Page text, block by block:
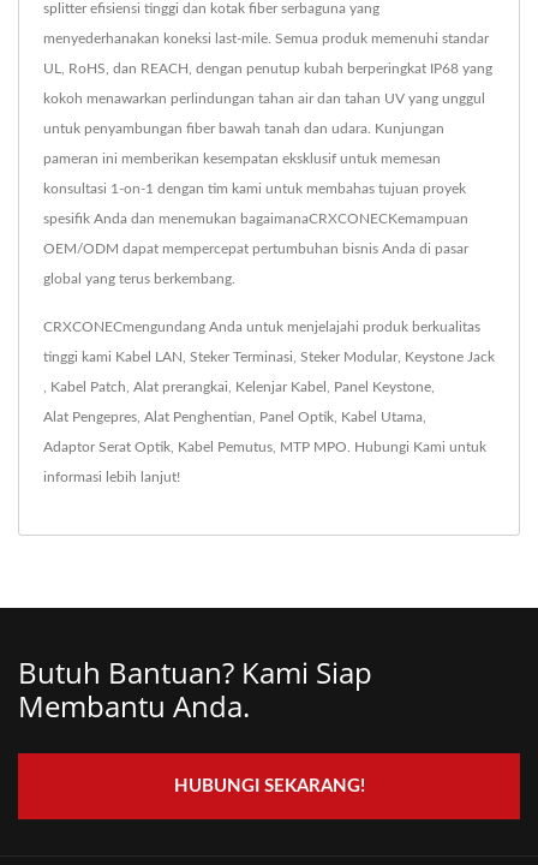
splitter efisiensi tinggi dan kotak fiber serbaguna yang
menyederhanakan koneksi last-mile. Semua produk memenuhi standar
UL, RoHS, dan REACH, dengan penutup kubah berperingkat IP68 yang
kokoh menawarkan perlindungan tahan air dan tahan UV yang unggul
untuk penyambungan fiber bawah tanah dan udara. Kunjungan
pameran ini memberikan kesempatan eksklusif untuk memesan
konsultasi 1-on-1 dengan tim kami untuk membahas tujuan proyek
spesifik Anda dan menemukan bagaimanaCRXCONECKemampuan
OEM/ODM dapat mempercepat pertumbuhan bisnis Anda di pasar
global yang terus berkembang.
CRXCONECmengundang Anda untuk menjelajahi produk berkualitas
tinggi kami Kabel LAN Steker Terminasi Steker Modular, Keystone Jack
Kabel Patch Alat prerangkai Kelenjar Kabel Panel Keystone
Alat Pengepres Alat Penghentian Panel Optik Kabel Utama
Adaptor Serat Optik Kabel Pemutus MTP MPO Hubungi Kami untuk
informasi lebih lanjut!
Butuh Bantuan? Kami Siap
Membantu Anda.
HUBUNGI SEKARANG!